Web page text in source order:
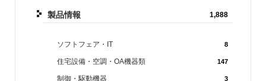
製品情報 1,888
ソフトフェア・IT 8
住宅設備・空調・OA機器類 147
制御・駆動機器 3